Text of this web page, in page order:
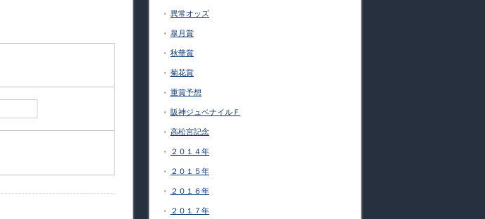
異常オッズ
皐月賞
秋華賞
菊花賞
重賞予想
阪神ジュベナイルＦ
高松宮記念
２０１４年
２０１５年
２０１６年
２０１７年